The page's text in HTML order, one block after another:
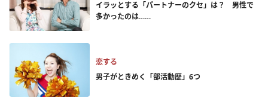
イラッとする「パートナーのクセ」は？ 男性で
多かったのは……
恋する
男子がときめく「部活動歴」6つ